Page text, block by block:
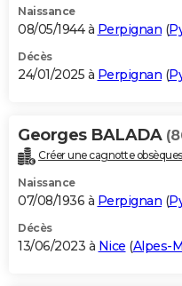
Naissance
08/05/1944 à Perpignan (
Décès
24/01/2025 à Perpignan (
Georges BALADA
Créer une cagnotte obsèques
Naissance
07/08/1936 à Perpignan (
Décès
13/06/2023 à Nice (Alpes-